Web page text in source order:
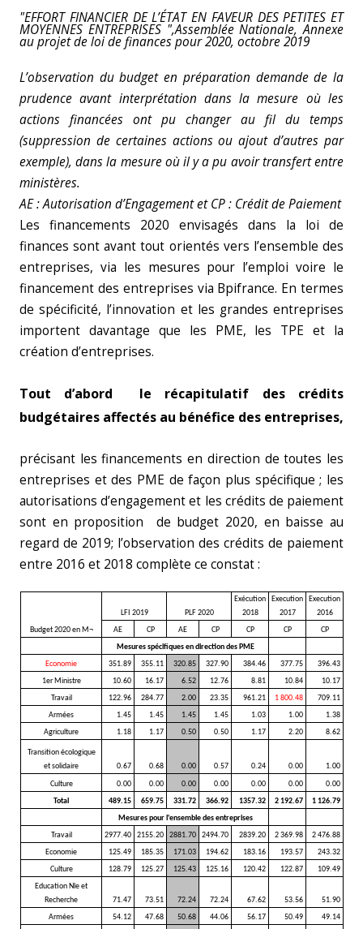
"EFFORT FINANCIER DE L’ÉTAT EN FAVEUR DES PETITES ET
MOYENNES ENTREPRISES ",Assemblée Nationale, Annexe
au projet de loi de finances pour 2020, octobre 2019
L’observation du budget en préparation demande de la
prudence avant interprétation dans la mesure où les
actions financées ont pu changer au fil du temps
(suppression de certaines actions ou ajout d’autres par
exemple), dans la mesure où il y a pu avoir transfert entre
ministères.
AE :Autorisation d’Engagement et CP : Crédit de Paiement
Les financements 2020 envisagés dans la loi de
finances sont avant tout orientés vers l’ensemble des
entreprises, via les mesures pour l’emploi voire le
financement des entreprises via Bpifrance. En termes
de spécificité, l’innovation et les grandes entreprises
importent davantage que les PME, les TPE et la
création d’entreprises.
Tout d’abord le récapitulatif des crédits
budgétaires affectés au bénéfice des entreprises,
précisant les financements en direction de toutes les
entreprises et des PME de façon plus spécifique ; les
autorisations d’engagement et les crédits de paiement
sont en proposition de budget 2020, en baisse au
regard de 2019; l’observation des crédits de paiement
entre 2016 et 2018 complète ce constat :
Budget 2020 en M¬
LFI 2019 PLF 2020
Exécution
2018
Execution
2017
Execution
2016
AE
CP AE CP CP CP
CP
Mesures spécifiques en direction des PME
Economie
351.89 355.11 320.85 327.90 384.46 377.75
396.43
1er Ministre
10.60 16.17 6.52 12.76 8.81 10.84
10.17
Travail
122.96 284.77 2.00 23.35 961.21 1 800.48
709.11
Armées
1.45 1.45 1.45 1.45 1.03 1.00
1.38
Agriculture
1.18 1.17 0.50 0.50 1.17 2.20 8.62
Transition écologique
et solidaire
0.67 0.68 0.00 0.57 0.24 0.00
1.00
Culture
0.00 0.00 0.00 0.00 0.00 0.00
0.00
Total
489.15 659.75 331.72 366.92 1357.32 2 192.67
1 126.79
Mesures pour l'ensemble des entreprises
Travail
2977.40 2155.20 2881.70 2494.70 2839.20 2 369.98
2 476.88
Economie
125.49 185.35 171.03 194.62 183.16 193.57
243.32
Culture
128.79 125.27 125.43 125.16 120.42 122.87
109.49
Education Nle et
Recherche
71.47 73.51 72.24 72.24 67.62 53.56
51.90
Armées
54.12 47.68 50.68 44.06 56.17 50.49
49.14